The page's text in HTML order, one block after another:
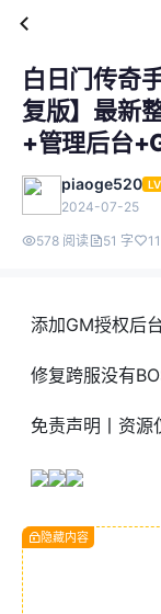
白日门传奇
复版】最新
+管理后台
piaoge520
2024-07-25
578 阅读 51 字
添加GM授权后
修复跨服没有
免责声明丨资源
隐藏内容